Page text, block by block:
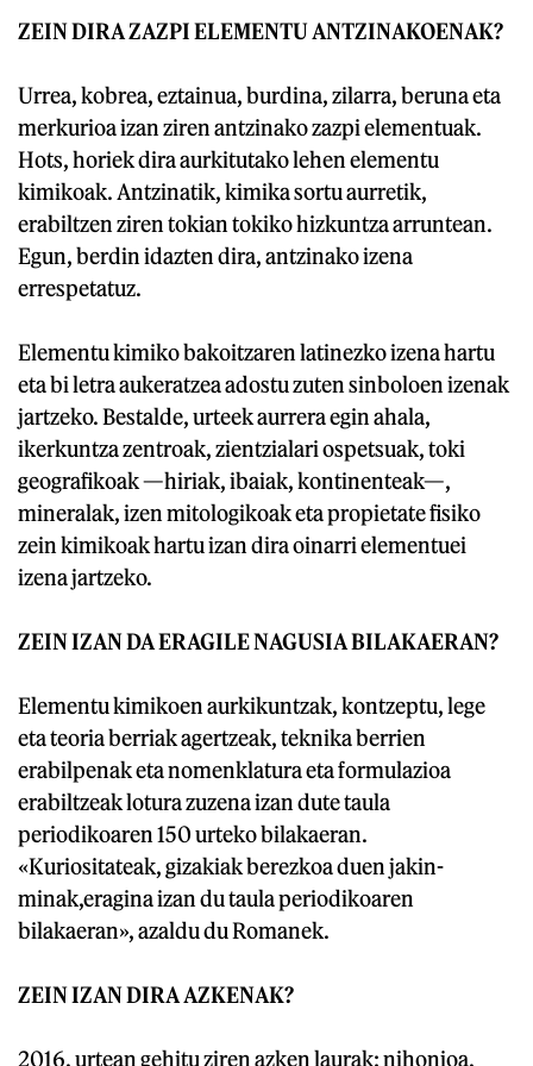
ZEIN DIRA ZAZPI ELEMENTUANTZINAKOENAK?
Urrea, kobrea, eztainua, burdina, zilarra, beruna eta
merkurioa izan ziren antzinako zazpi elementuak.
Hots, horiek dira aurkitutako lehen elementu
kimikoak. Antzinatik, kimika sortu aurretik,
erabiltzen ziren tokian tokiko hizkuntza arruntean.
Egun, berdin idazten dira, antzinako izena
errespetatuz.
Elementu kimiko bakoitzaren latinezko izena hartu
eta bi letra aukeratzea adostu zuten sinboloen izenak
jartzeko. Bestalde, urteek aurrera egin ahala,
ikerkuntza zentroak, zientzialari ospetsuak, toki
geografikoak —hiriak, ibaiak, kontinenteak—,
mineralak, izen mitologikoak eta propietate fisiko
zein kimikoak hartu izan dira oinarri elementuei
izena jartzeko.
ZEIN IZAN DA ERAGILENAGUSIA BILAKAERAN?
Elementu kimikoen aurkikuntzak, kontzeptu, lege
eta teoria berriak agertzeak, teknika berrien
erabilpenak eta nomenklatura eta formulazioa
erabiltzeak lotura zuzena izan dute taula
periodikoaren 150 urteko bilakaeran.
«Kuriositateak, gizakiak berezkoa duen jakin-
minak,eragina izan du taula periodikoaren
bilakaeran», azaldu du Romanek.
ZEIN IZAN DIRAAZKENAK?
2016. urtean gehitu ziren azken laurak: nihonioa,